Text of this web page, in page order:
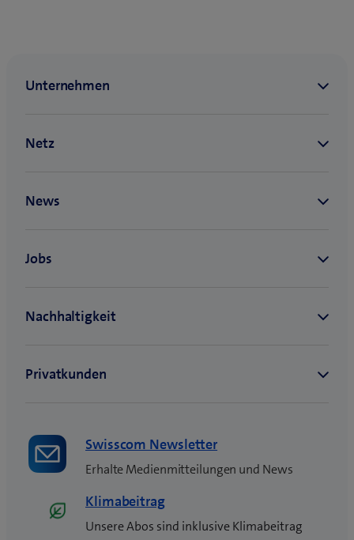
Swisscom Newsletter
Erhalte Medienmitteilungen und News
Klimabeitrag
Unsere Abos sind inklusive Klimabeitrag